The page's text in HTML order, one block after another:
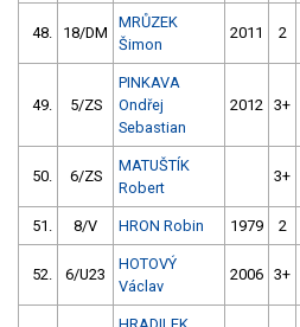
48. 18/DM
MRŮZEK
Šimon
2011 2
49. 5/ZS
PINKAVA
Ondřej
Sebastian
2012 3+
50. 6/ZS
MATUŠTÍK
Robert
3+
51. 8/V HRON Robin 1979 2
52. 6/U23
HOTOVÝ
Václav
2006 3+